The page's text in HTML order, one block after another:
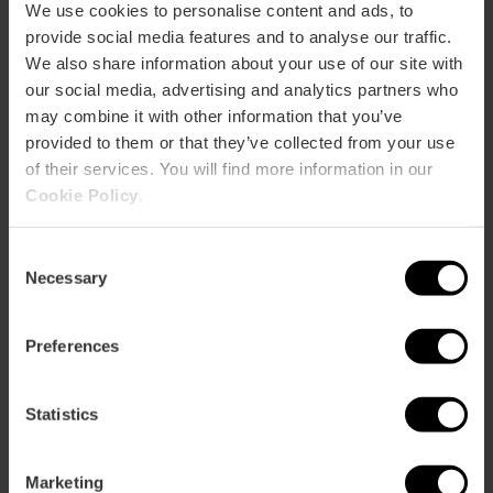
We use cookies to personalise content and ads, to
provide social media features and to analyse our traffic.
We also share information about your use of our site with
our social media, advertising and analytics partners who
may combine it with other information that you’ve
provided to them or that they’ve collected from your use
of their services. You will find more information in our
Cookie Policy
Selection
Necessary
Preferences
Statistics
Marketing
Activar mapa